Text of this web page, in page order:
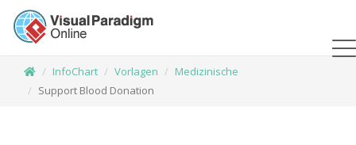
InfoChart Vorlagen
Medizinische
Support Blood Donation